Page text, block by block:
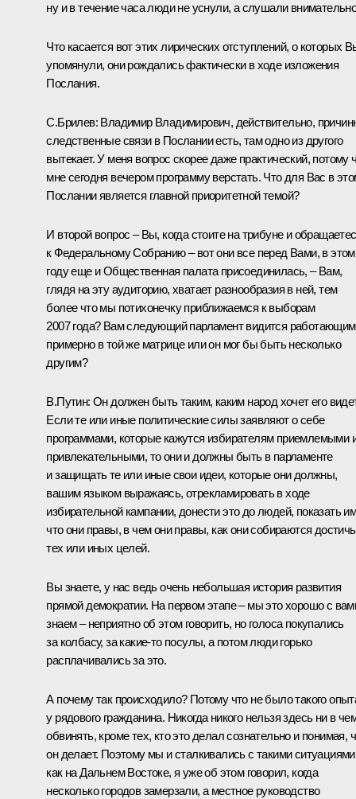
ну и в течение часа люди не уснули, а слушали
Что касается вот этих лирических отступлений, о которых
упомянули, они рождались фактически в ходе изложения
Послания.
С.Брилев: Владимир Владимирович, действительно,
следственные связи в Послании есть, там одно из другого
вытекает. У меня вопрос скорее даже практический, потому
мне сегодня вечером программу верстать. Что для Вас в
Послании является главной приоритетной темой?
И второй вопрос – Вы, когда стоите на трибуне и
к Федеральному Собранию – вот они все перед Вами, в этом
году еще и Общественная палата присоединилась, – Вам,
глядя на эту аудиторию, хватает разнообразия в ней, тем
более что мы потихонечку приближаемся к выборам
2007 года? Вам следующий парламент видится работающим
примерно в той же матрице или он мог бы быть несколько
другим?
В.Путин: Он должен быть таким, каким народ хочет его
Если те или иные политические силы заявляют о себе
программами, которые кажутся избирателям приемлемыми
привлекательными, то они и должны быть в парламенте
и защищать те или иные свои идеи, которые они должны,
вашим языком выражаясь, отрекламировать в ходе
избирательной кампании, донести это до людей, показать
что они правы, в чем они правы, как они собираются достичь
тех или иных целей.
Вы знаете, у нас ведь очень небольшая история развития
прямой демократии. На первом этапе – мы это хорошо с
знаем – неприятно об этом говорить, но голоса покупались
за колбасу, за какие‑то посулы, а потом люди горько
расплачивались за это.
А почему так происходило? Потому что не было такого
у рядового гражданина. Никогда никого нельзя здесь ни в
обвинять, кроме тех, кто это делал сознательно и понимая,
он делает. Поэтому мы и сталкивались с такими ситуациями
как на Дальнем Востоке, я уже об этом говорил, когда
несколько городов замерзали, а местное руководство